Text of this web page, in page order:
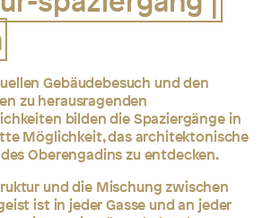
Gebäudebesuch und den
zu herausragenden
bilden die Spaziergänge in
Möglichkeit, das architektonische
Oberengadins zu entdecken.
und die Mischung zwischen
ist in jeder Gasse und an jeder